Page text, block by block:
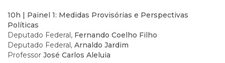
10h | Painel 1: Medidas Provisórias e Perspectivas
Políticas
Deputado Federal, Fernando Coelho Filho
Deputado Federal, Arnaldo Jardim
Professor José Carlos Aleluia